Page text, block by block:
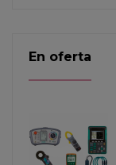
En oferta